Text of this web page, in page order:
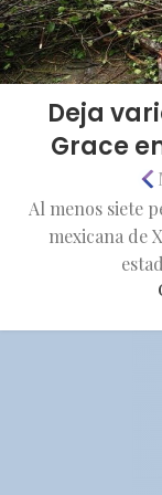
Deja
Grace
Al menos siete
mexicana de